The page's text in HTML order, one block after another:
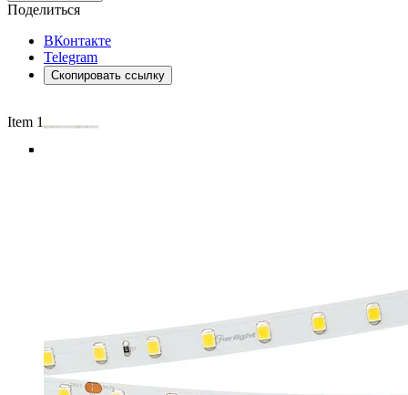
Поделиться
ВКонтакте
Telegram
Скопировать ссылку
Item 1 of 4